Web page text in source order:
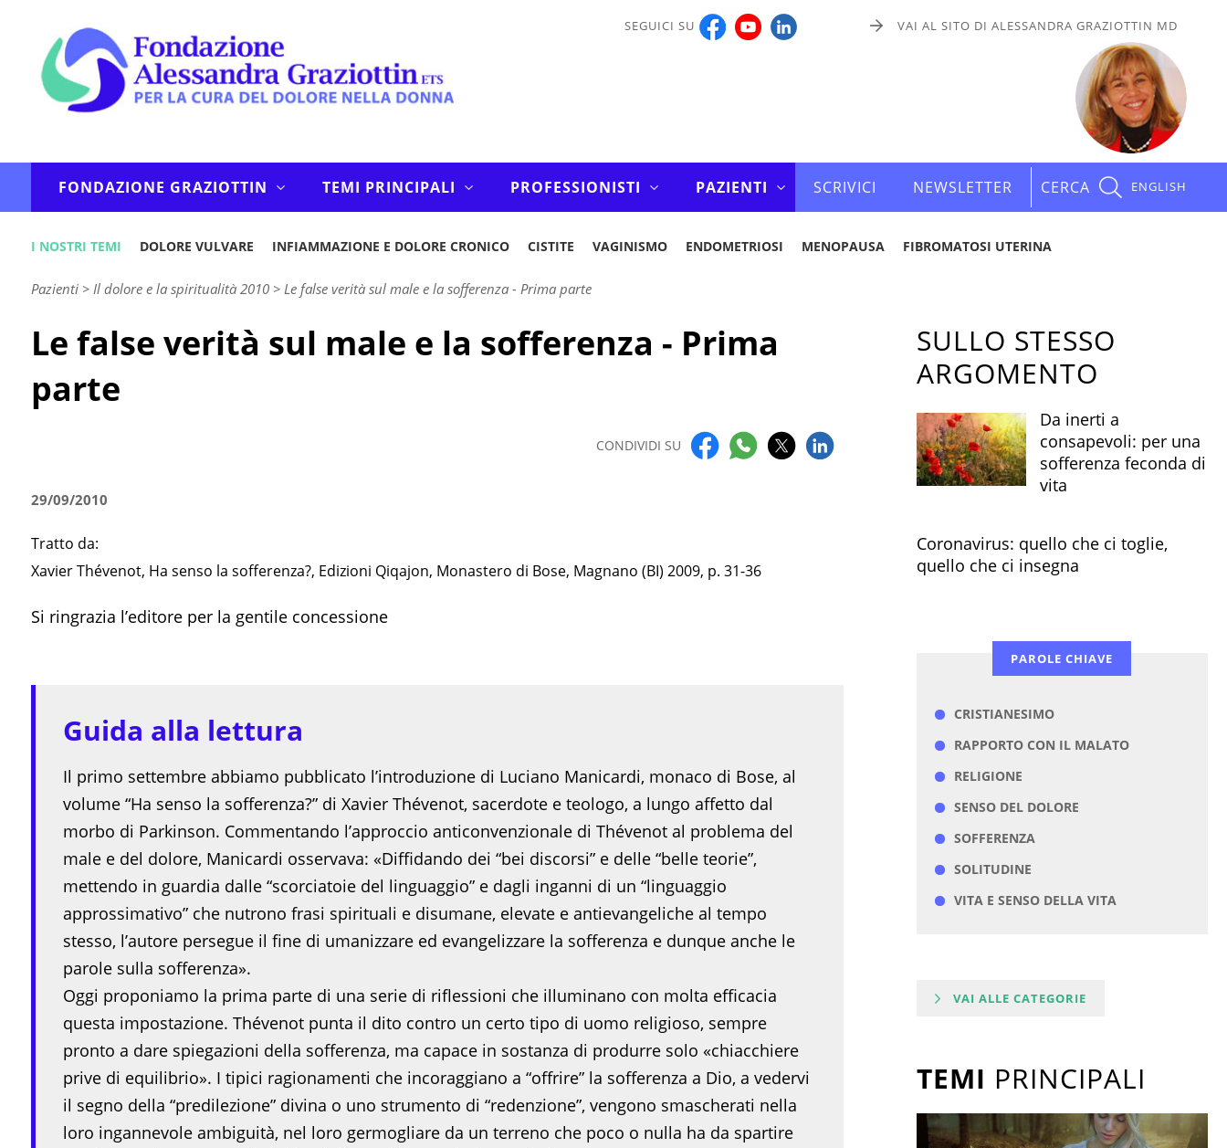
SEGUICI SU VAI AL SITO DI ALESSANDRA GRAZIOTTIN MD
FONDAZIONE GRAZIOTTIN TEMI PRINCIPALI PROFESSIONISTI PAZIENTI SCRIVICI NEWSLETTER CERCA ENGLISH
I NOSTRI TEMI DOLORE VULVARE INFIAMMAZIONE E DOLORE CRONICO CISTITE VAGINISMO ENDOMETRIOSI MENOPAUSA FIBROMATOSI UTERINA
Pazienti> Il dolore e la spiritualità 2010 > Le false verità sul male e la sofferenza - Prima parte
Le false verità sul male e la sofferenza - Prima
parte
CONDIVIDI SU
29/09/2010
Tratto da:
Xavier Thévenot, Ha senso la sofferenza?, Edizioni Qiqajon, Monastero di Bose, Magnano (BI) 2009, p. 31-36
Si ringrazia l’editore per la gentile concessione
Guida alla lettura
Il primo settembre abbiamo pubblicato l’introduzione di Luciano Manicardi, monaco di Bose, al
volume “Ha senso la sofferenza?” di Xavier Thévenot, sacerdote e teologo, a lungo affetto dal
morbo di Parkinson. Commentando l’approccio anticonvenzionale di Thévenot al problema del
male e del dolore, Manicardi osservava: «Diffidando dei “bei discorsi” e delle “belle teorie”,
mettendo in guardia dalle “scorciatoie del linguaggio” e dagli inganni di un “linguaggio
approssimativo” che nutrono frasi spirituali e disumane, elevate e antievangeliche al tempo
stesso, l’autore persegue il fine di umanizzare ed evangelizzare la sofferenza e dunque anche le
parole sulla sofferenza».
Oggi proponiamo la prima parte di una serie di riflessioni che illuminano con molta efficacia
questa impostazione. Thévenot punta il dito contro un certo tipo di uomo religioso, sempre
pronto a dare spiegazioni della sofferenza, ma capace in sostanza di produrre solo «chiacchiere
prive di equilibrio». I tipici ragionamenti che incoraggiano a “offrire” la sofferenza a Dio, a vedervi
il segno della “predilezione” divina o uno strumento di “redenzione”, vengono smascherati nella
loro ingannevole ambiguità, nel loro germogliare da un terreno che poco o nulla ha da spartire
SULLO STESSO
ARGOMENTO
Da inerti a
consapevoli: per una
sofferenza feconda di
vita
Coronavirus: quello che ci toglie,
quello che ci insegna
PAROLE CHIAVE
CRISTIANESIMO
RAPPORTO CON IL MALATO
RELIGIONE
SENSO DEL DOLORE
SOFFERENZA
SOLITUDINE
VITA E SENSO DELLA VITA
VAI ALLE CATEGORIE
TEMI PRINCIPALI